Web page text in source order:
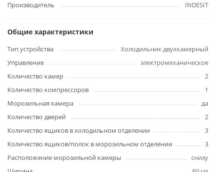
Производитель
INDESIT
Общие характеристики
Тип устройства
Холодильник двухкамерный
Управление
электромеханическое
Количество камер
2
Количество компрессоров
1
Морозильная камера
да
Количество дверей
2
Количество ящиков в холодильном отделении
3
Количество ящиков/полок в морозильном отделении
3
Расположение морозильной камеры
снизу